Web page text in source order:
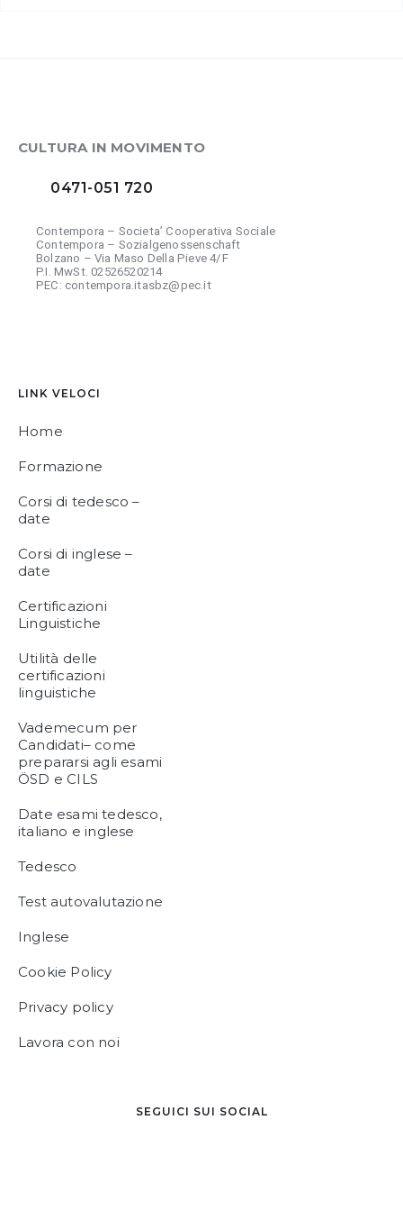
CULTURA IN MOVIMENTO
0471-051 720
Contempora – Societa’ Cooperativa Sociale
Contempora – Sozialgenossenschaft
Bolzano – Via Maso Della Pieve 4/F
P.I. MwSt. 02526520214
PEC: contempora.itasbz@pec.it
LINK VELOCI
Home
Formazione
Corsi di tedesco –
date
Corsi di inglese –
date
Certificazioni
Linguistiche
Utilità delle
certificazioni
linguistiche
Vademecum per
Candidati– come
prepararsi agli esami
ÖSD e CILS
Date esami tedesco,
italiano e inglese
Tedesco
Test autovalutazione
Inglese
Cookie Policy
Privacy policy
Lavora con noi
SEGUICI SUI SOCIAL